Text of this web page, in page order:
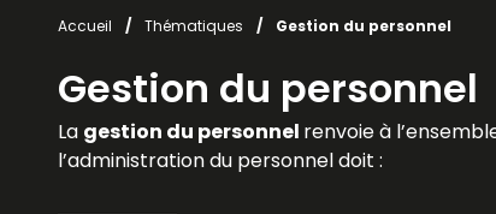
Accueil / Thématiques / Gestion du personnel
Gestion du personnel
La gestion du personnel renvoie à
l’administration du personnel doit :